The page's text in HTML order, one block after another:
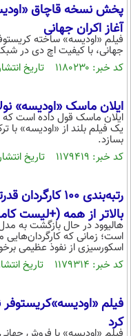
آغاز اکران جهانی
جهانی، با کیفیت اچ دی در
کد خبر: ۱۱۸۰۲۳۰ تاریخ انتشار : ۱۴۰۵/۰۵/۰۴
ایلان ماسک «اودیسه»
ایلان ماسک قول داده است
یک فیلم بلند از «اودیسه»
بسازد.
کد خبر: ۱۱۷۹۴۱۹ تاریخ انتشار : ۱۴۰۵/۰۴/۳۱
رتبه‌بندی ۱۰۰
بالاتر از همه (+لیست
است؛ زمانی که کارگردان‌هایی
اسکورسیزی از نفوذ عظیمی
کد خبر: ۱۱۷۹۳۱۴ تاریخ انتشار : ۱۴۰۵/۰۴/۳۱
فیلم «اودیسه»کریستوفر
کرد